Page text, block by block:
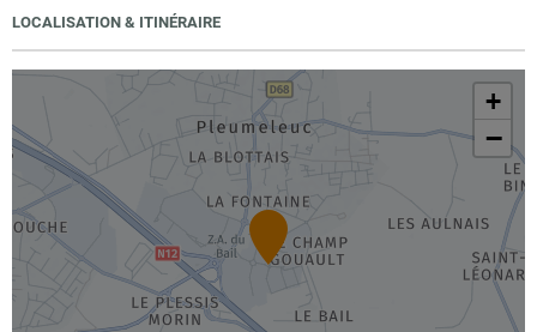
LOCALISATION & ITINÉRAIRE
+
−